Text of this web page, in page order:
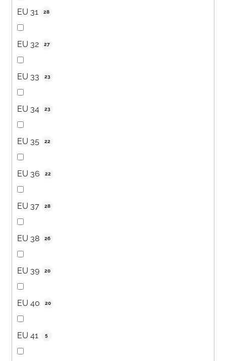
EU 31 28
EU 32 27
EU 33 23
EU 34 23
EU 35 22
EU 36 22
EU 37 28
EU 38 26
EU 39 20
EU 40 20
EU 41 5